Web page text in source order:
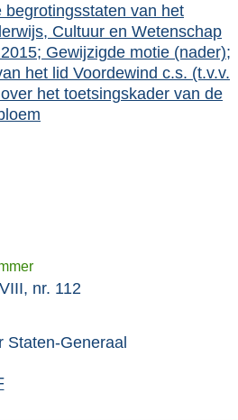
begrotingsstaten van het
Cultuur en Wetenschap
Gewijzigde motie (nader);
het lid Voordewind c.s. (t.v.v.
het toetsingskader van de
nr. 112
Staten-Generaal